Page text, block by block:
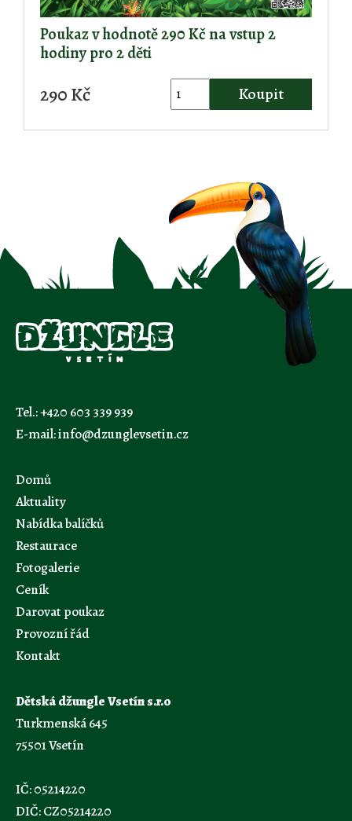
Poukaz v hodnotě 290 Kč na vstup 2
hodiny pro 2 děti
290 Kč Koupit
Dětská džungle Vsetín s.r.o
Turkmenská 645
75501 Vsetín
IČ: 05214220
DIČ: CZ05214220
Tel.:+420 603 339 939
E-mail:info@dzunglevsetin.cz
Domů
Aktuality
Nabídka balíčků
Restaurace
Fotogalerie
Ceník
Darovat poukaz
Provozní řád
Kontakt